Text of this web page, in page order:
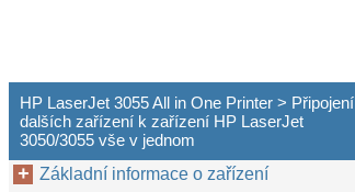
HP LaserJet 3055 All in One Printer > Připojení
dalších zařízení k zařízení HP LaserJet
3050/3055 vše v jednom
Základní informace o zařízení